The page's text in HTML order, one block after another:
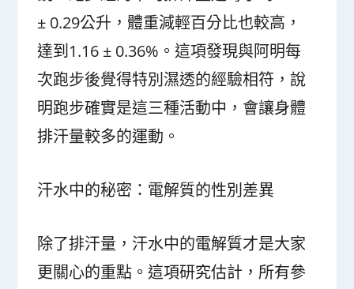
± 0.29公升，體重減輕百分比也較高，
達到1.16 ± 0.36%。這項發現與阿明每
次跑步後覺得特別濕透的經驗相符，說
明跑步確實是這三種活動中，會讓身體
排汗量較多的運動。
汗水中的秘密：電解質的性別差異
除了排汗量，汗水中的電解質才是大家
更關心的重點。這項研究估計，所有參